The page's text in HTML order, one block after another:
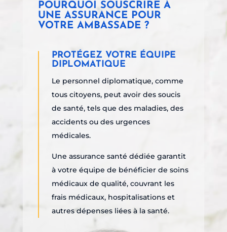
POURQUOI SOUSCRIRE À
UNE ASSURANCE POUR
VOTRE AMBASSADE ?
PROTÉGEZ VOTRE ÉQUIPE
DIPLOMATIQUE
Le personnel diplomatique, comme
tous citoyens, peut avoir des soucis
de santé, tels que des maladies, des
accidents ou des urgences
médicales.
Une assurance santé dédiée garantit
à votre équipe de bénéficierde soins
médicaux de qualité, couvrant les
frais médicaux, hospitalisations et
autres dépenses liées à la santé.